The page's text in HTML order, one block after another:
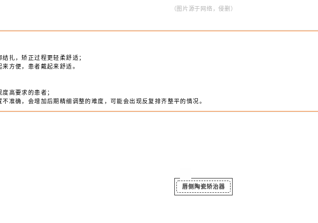
【优点】
【缺点】
2.托槽和弓丝易摩擦口腔，刺激口腔黏膜，严重会引起口腔溃疡；
3.托槽和弓丝上易残留食物残渣，不利于口腔清洁。